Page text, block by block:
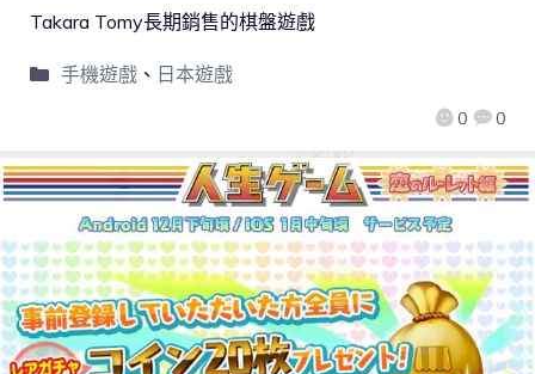
0 0
Takara Tomy長期銷售的棋盤遊戲
手機遊戲、 日本遊戲